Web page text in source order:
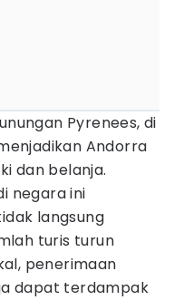
Pyrenees, di
Andorra
dan belanja.
negara ini
langsung
turis turun
penerimaan
dapat terdampak